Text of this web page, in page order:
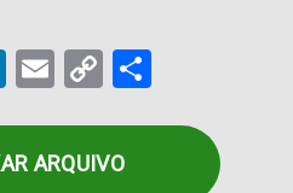
LinkedIn
Email
Copy
ARQUIVO